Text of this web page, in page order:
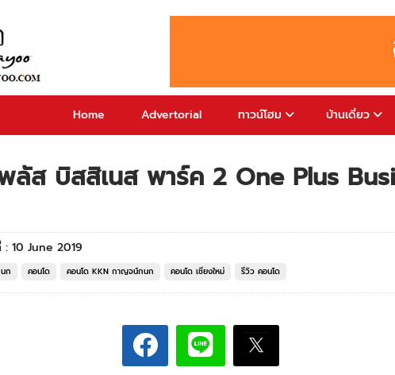
Home Advertorial ทาวน์โฮม บ้านเดี่ยว
ลัส บิสสิเนส พาร์ค 2 One Plus
10 June 2019
ก คอนโด คอนโด KKN กาญจน์กนก คอนโด เชียงใหม่ รีวิว คอนโด